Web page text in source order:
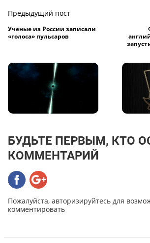
Предыдущий пост
Ученые из России записали
«голоса» пульсаров
БУДЬТЕ ПЕРВЫМ, КТО
КОММЕНТАРИЙ
Пожалуйста, авторизируйтесь для
комментировать